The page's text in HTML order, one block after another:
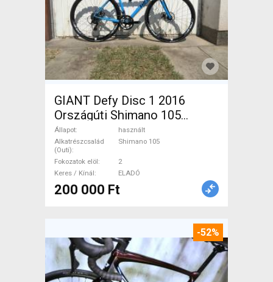
GIANT Defy Disc 1 2016
Országúti Shimano 105
tárcsafék használt ELADÓ
Állapot
használt
Alkatrészcsalád
(Outi)
Shimano 105
Fokozatok elöl
2
Keres / Kínál
ELADÓ
200 000 Ft
-52%